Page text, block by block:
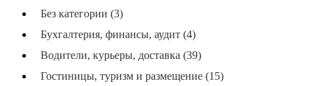
Без категории (3)
Бухгалтерия, финансы, аудит (4)
Водители, курьеры, доставка (39)
Гостиницы, туризм и размещение (15)